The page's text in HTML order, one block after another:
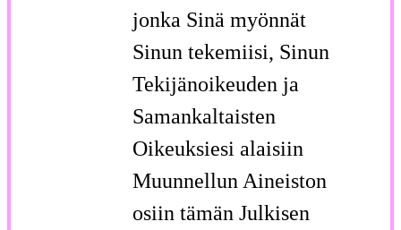
jonka Sinä myönnät
Sinun tekemiisi, Sinun
Tekijänoikeuden ja
Samankaltaisten
Oikeuksiesi alaisiin
Muunnellun Aineiston
osiin tämän Julkisen